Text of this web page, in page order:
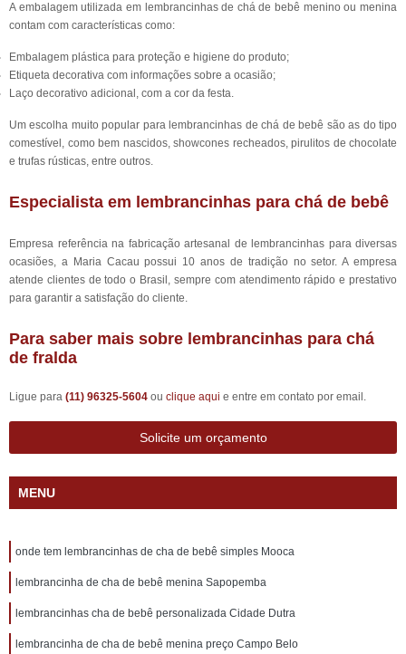
A embalagem utilizada em lembrancinhas de chá de bebê menino ou menina
contam com características como:
Embalagem plástica para proteção e higiene do produto;
Etiqueta decorativa com informações sobre a ocasião;
Laço decorativo adicional, com a cor da festa.
Um escolha muito popular para lembrancinhas de chá de bebê são as do tipo
comestível, como bem nascidos, showcones recheados, pirulitos de chocolate
e trufas rústicas, entre outros.
Especialista em lembrancinhas para chá de bebê
Empresa referência na fabricação artesanal de lembrancinhas para diversas
ocasiões, a Maria Cacau possui 10 anos de tradição no setor. A empresa
atende clientes de todo o Brasil, sempre com atendimento rápido e prestativo
para garantir a satisfação do cliente.
Para saber mais sobre lembrancinhas para chá
de fralda
Ligue para (11) 96325-5604 ou clique aqui e entre em contato por email.
Solicite um orçamento
MENU
onde tem lembrancinhas de cha de bebê simples Mooca
lembrancinha de cha de bebê menina Sapopemba
lembrancinhas cha de bebê personalizada Cidade Dutra
lembrancinha de cha de bebê menina preço Campo Belo